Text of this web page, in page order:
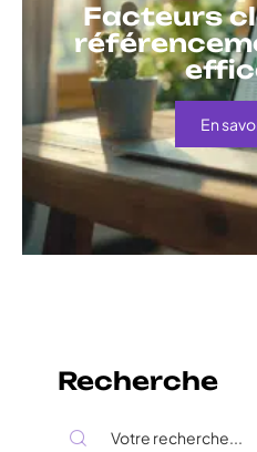
Facteurs
En
Recherche